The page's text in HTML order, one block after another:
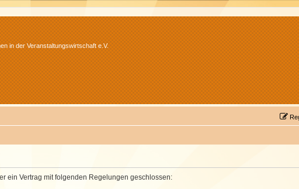
in der Veranstaltungswirtschaft e.V.
ein Vertrag mit folgenden Regelungen geschlossen: